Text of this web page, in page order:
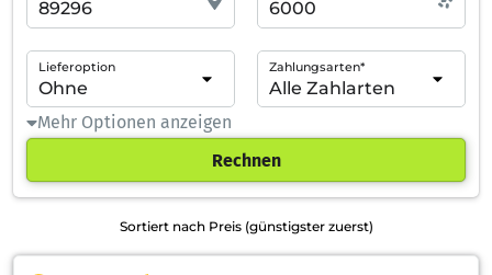
Lieferoption Zahlungsarten*
Mehr Optionen anzeigen
Rechnen
Sortiert nach Preis (günstigster zuerst)